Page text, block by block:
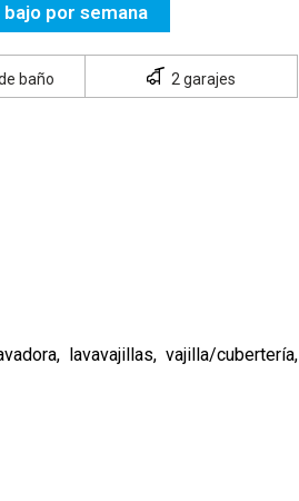
por semana
baño 2 garajes
lavavajillas, vajilla/cubertería,